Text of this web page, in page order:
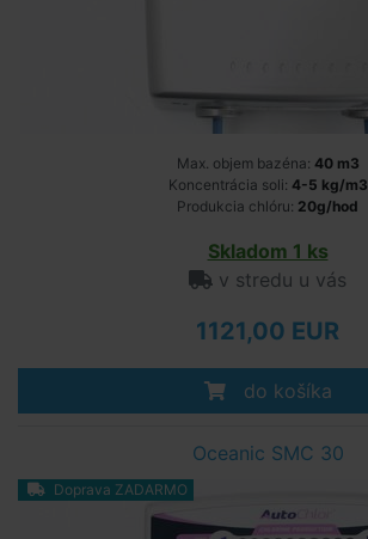
Max. objem bazéna: 40 m3
Koncentrácia soli: 4-5 kg/m3
Produkcia chlóru: 20g/hod
Skladom 1 ks
v stredu u vás
1121,00 EUR
do košíka
Oceanic SMC 30
Doprava ZADARMO